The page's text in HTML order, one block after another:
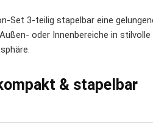
Set 3-teilig stapelbar eine
oder Innenbereiche in
& stapelbar